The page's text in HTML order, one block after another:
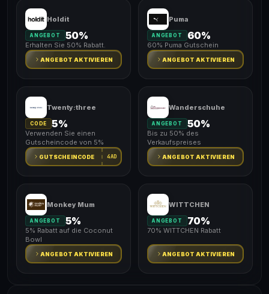
Holdit
ANGEBOT 50%
Erhalten Sie 50% Rabatt.
ANGEBOT AKTIVIEREN
Puma
ANGEBOT 60%
60% Puma Gutschein
ANGEBOT AKTIVIEREN
Twenty:three
CODE 5%
Verwenden Sie einen
Gutscheincode von 5%
GUTSCHEINCODE 4AD
Wanderschuhe
ANGEBOT 50%
Bis zu 50% des
Verkaufspreises
ANGEBOT AKTIVIEREN
Monkey Mum
ANGEBOT 5%
5% Rabatt auf die Coconut
Bowl
ANGEBOT AKTIVIEREN
WITTCHEN
ANGEBOT 70%
70% WITTCHEN Rabatt
ANGEBOT AKTIVIEREN